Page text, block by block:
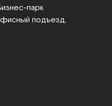
подъезд,